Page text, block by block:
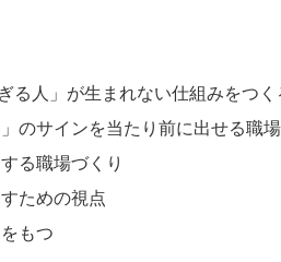
る人」が生まれない仕組みをつく
のサインを当たり前に出せる職
る職場づくり
ための視点
もつ